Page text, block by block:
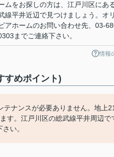
ムをお探しの方は、江戸川区にあ
線平井近辺で見つけましょう。オ
アホームのお問い合わせ先、03-
までご連絡下さい。
情報
めポイント)
テナンスが必要ありません。地上
す。江戸川区の総武線平井周辺で
い。